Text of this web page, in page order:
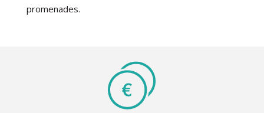
promenades.